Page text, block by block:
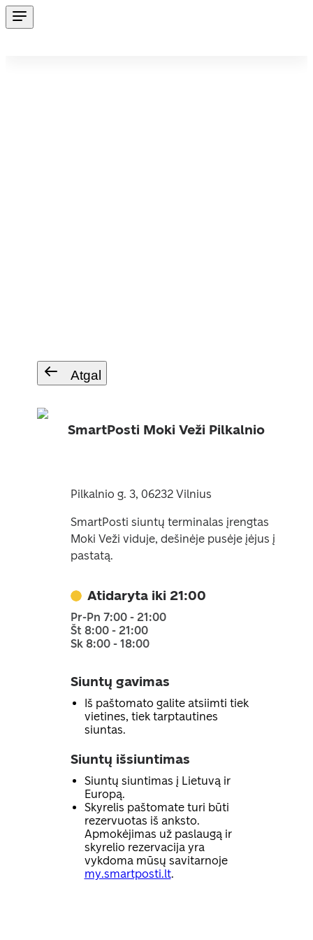
Atgal
SmartPosti Moki Veži Pilkalnio
Pilkalnio g. 3, 06232 Vilnius
SmartPosti siuntų terminalas įrengtas
Moki Veži viduje, dešinėje pusėje įėjus į
pastatą.
Atidaryta iki 21:00
Pr-Pn 7:00 - 21:00
Št 8:00 - 21:00
Sk 8:00 - 18:00
Siuntų gavimas
Iš paštomato galite atsiimti tiek
vietines, tiek tarptautines
siuntas.
Siuntų išsiuntimas
Siuntų siuntimas į Lietuvą ir
Europą.
Skyrelis paštomate turi būti
rezervuotas iš anksto.
Apmokėjimas už paslaugą ir
skyrelio rezervacija yra
vykdoma mūsų savitarnoje
my.smartposti.lt.